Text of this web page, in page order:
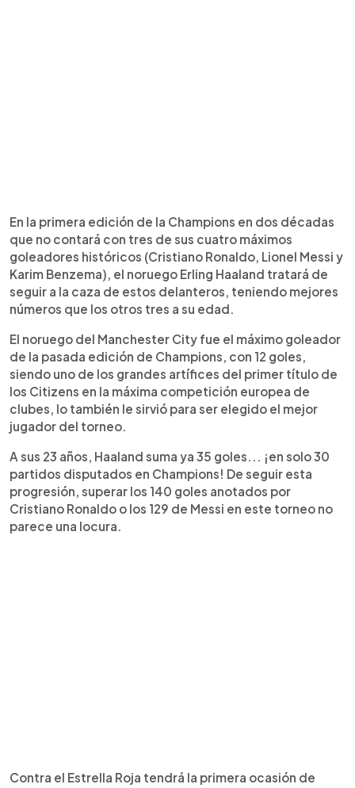
En la primera edición de la Champions en dos décadas
que no contará con tres de sus cuatro máximos
goleadores históricos (Cristiano Ronaldo, Lionel Messi y
Karim Benzema), el noruego Erling Haaland tratará de
seguir a la caza de estos delanteros, teniendo mejores
números que los otros tres a su edad.
El noruego del Manchester City fue el máximo goleador
de la pasada edición de Champions, con 12 goles,
siendo uno de los grandes artífices del primer título de
los Citizens en la máxima competición europea de
clubes, lo también le sirvió para ser elegido el mejor
jugador del torneo.
A sus 23 años, Haaland suma ya 35 goles... ¡en solo 30
partidos disputados en Champions! De seguir esta
progresión, superar los 140 goles anotados por
Cristiano Ronaldo o los 129 de Messi en este torneo no
parece una locura.
Contra el Estrella Roja tendrá la primera ocasión de